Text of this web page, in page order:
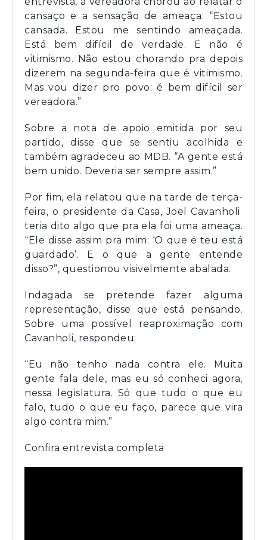
cansaço e a sensação de ameaça: “Estou
cansada. Estou me sentindo ameaçada.
Está bem difícil de verdade. E não é
vitimismo. Não estou chorando pra depois
dizerem na segunda-feira que é vitimismo.
Mas vou dizer pro povo: é bem difícil ser
vereadora.”
Sobre a nota de apoio emitida por seu
partido, disse que se sentiu acolhida e
também agradeceu ao MDB. “A gente está
bem unido. Deveria ser sempre assim.”
Por fim, ela relatou que na tarde de terça-
feira, o presidente da Casa, Joel Cavanholi
teria dito algo que pra ela foi uma ameaça.
“Ele disse assim pra mim: ‘O que é teu está
guardado’. E o que a gente entende
disso?”, questionou visivelmente abalada.
Indagada se pretende fazer alguma
representação, disse que está pensando.
Sobre uma possível reaproximação com
Cavanholi, respondeu:
“Eu não tenho nada contra ele. Muita
gente fala dele, mas eu só conheci agora,
nessa legislatura. Só que tudo o que eu
falo, tudo o que eu faço, parece que vira
algo contra mim.”
Confira entrevista completa